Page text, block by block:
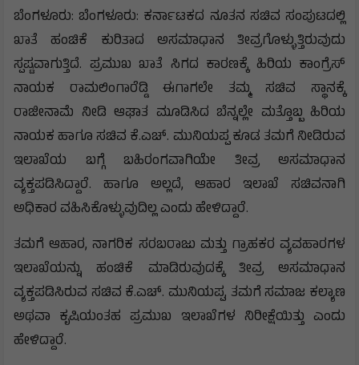
ಬೆಂಗಳೂರು: ಬೆಂಗಳೂರು: ಕರ್ನಾಟಕದ ನೂತನ ಸಚಿವ ಸಂಪುಟದಲ್ಲಿ
ಖಾತೆ ಹಂಚಿಕೆ ಕುರಿತಾದ ಅಸಮಾಧಾನ ತೀವ್ರಗೊಳ್ಳುತ್ತಿರುವುದು
ಸ್ಪಷ್ಟವಾಗುತ್ತಿದೆ. ಪ್ರಮುಖ ಖಾತೆ ಸಿಗದ ಕಾರಣಕ್ಕೆ ಹಿರಿಯ ಕಾಂಗ್ರೆಸ್
ನಾಯಕ ರಾಮಲಿಂಗಾರೆಡ್ಡಿ ಈಗಾಗಲೇ ತಮ್ಮ ಸಚಿವ ಸ್ಥಾನಕ್ಕೆ
ರಾಜೀನಾಮೆ ನೀಡಿ ಆಘಾತ ಮೂಡಿಸಿದ ಬೆನ್ನಲ್ಲೇ ಮತ್ತೊಬ್ಬ ಹಿರಿಯ
ನಾಯಕ ಹಾಗೂ ಸಚಿವ ಕೆ.ಎಚ್. ಮುನಿಯಪ್ಪ ಕೂಡ ತಮಗೆ ನೀಡಿರುವ
ಇಲಾಖೆಯ ಬಗ್ಗೆ ಬಹಿರಂಗವಾಗಿಯೇ ತೀವ್ರ ಅಸಮಾಧಾನ
ವ್ಯಕ್ತಪಡಿಸಿದ್ದಾರೆ. ಹಾಗೂ ಅಲ್ಲದೆ, ಆಹಾರ ಇಲಾಖೆ ಸಚಿವನಾಗಿ
ಅಧಿಕಾರ ವಹಿಸಿಕೊಳ್ಳುವುದಿಲ್ಲ ಎಂದು ಹೇಳಿದ್ದಾರೆ.
ತಮಗೆ ಆಹಾರ, ನಾಗರಿಕ ಸರಬರಾಜು ಮತ್ತು ಗ್ರಾಹಕರ ವ್ಯವಹಾರಗಳ
ಇಲಾಖೆಯನ್ನು ಹಂಚಿಕೆ ಮಾಡಿರುವುದಕ್ಕೆ ತೀವ್ರ ಅಸಮಾಧಾನ
ವ್ಯಕ್ತಪಡಿಸಿರುವ ಸಚಿವ ಕೆ.ಎಚ್. ಮುನಿಯಪ್ಪ, ತಮಗೆ ಸಮಾಜ ಕಲ್ಯಾಣ
ಅಥವಾ ಕೃಷಿಯಂತಹ ಪ್ರಮುಖ ಇಲಾಖೆಗಳ ನಿರೀಕ್ಷೆಯಿತ್ತು ಎಂದು
ಹೇಳಿದ್ದಾರೆ.